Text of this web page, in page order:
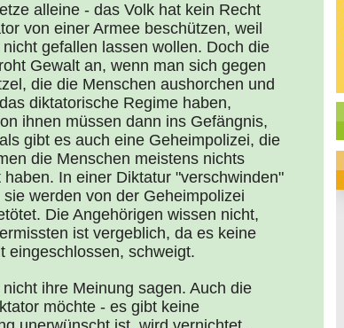
alleine - das Volk hat kein Recht
von einer Armee beschützen, weil
gefallen lassen wollen. Doch die
Gewalt an, wenn man sich gegen
die die Menschen aushorchen und
diktatorische Regime haben,
ihnen müssen dann ins Gefängnis,
gibt es auch eine Geheimpolizei, die
die Menschen meistens nichts
In einer Diktatur "verschwinden"
werden von der Geheimpolizei
Die Angehörigen wissen nicht,
ist vergeblich, da es keine
eingeschlossen, schweigt.
ihre Meinung sagen. Auch die
möchte - es gibt keine